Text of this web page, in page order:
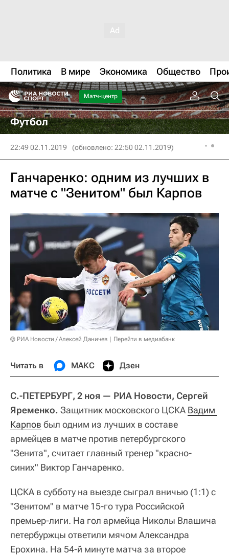
Политика В мире Экономика Общество
Матч-центр
Футбол
22:49 02.11.2019 (обновлено: 22:50 02.11.2019)
Ганчаренко: одним из лучших в
матче с "Зенитом" был Карпов
© РИА Новости / Алексей Даничев Перейти в медиабанк
Читать в МАКС Дзен
С.-ПЕТЕРБУРГ, 2 ноя — РИА Новости, Сергей
Яременко. Защитник московского ЦСКА Вадим
Карпов был одним из лучших в составе
армейцев в матче против петербургского
"Зенита", считает главный тренер "красно-
синих" Виктор Ганчаренко.
ЦСКА в субботу на выезде сыграл вничью (1:1) с
"Зенитом" в матче 15-го тура Российской
премьер-лиги. На гол армейца Николы Влашича
петербуржцы ответили мячом Александра
Ерохина. На 54-й минуте матча за второе